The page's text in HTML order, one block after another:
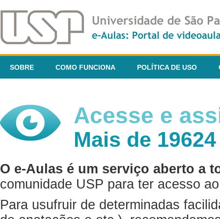
SOBRE COMO FUNCIONA POLÍTICA DE USO
Acesse e
Mais de
O e-Aulas é um serviço aberto a
comunidade USP para ter acesso
Para usufruir de determinadas